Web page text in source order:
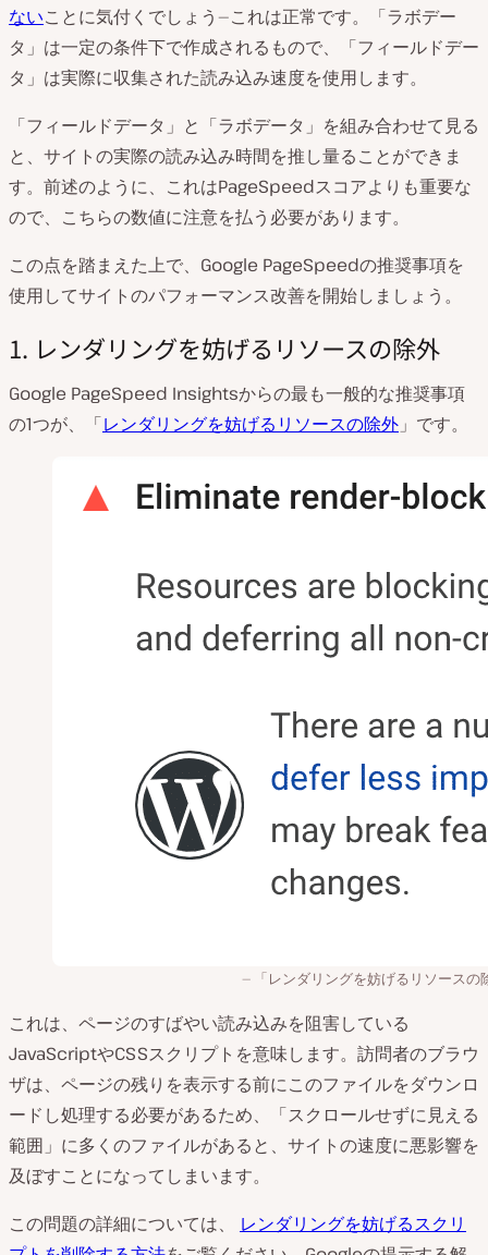
ないことに気付くでしょう—これは正常です。「ラボデー
タ」は一定の条件下で作成されるもので、「フィールドデー
タ」は実際に収集された読み込み速度を使用します。
「フィールドデータ」と「ラボデータ」を組み合わせて見る
と、サイトの実際の読み込み時間を推し量ることができま
す。前述のように、これはPageSpeedスコアよりも重要な
ので、こちらの数値に注意を払う必要があります。
この点を踏まえた上で、Google PageSpeedの推奨事項を
使用してサイトのパフォーマンス改善を開始しましょう。
1. レンダリングを妨げるリソースの除外
Google PageSpeed Insightsからの最も一般的な推奨事項
の1つが、「レンダリングを妨げるリソースの除外 」です。
「レンダリングを妨げるリソースの
これは、ページのすばやい読み込みを阻害している
JavaScriptやCSSスクリプトを意味します。訪問者のブラウ
ザは、ページの残りを表示する前にこのファイルをダウンロ
ードし処理する必要があるため、「スクロールせずに見える
範囲」に多くのファイルがあると、サイトの速度に悪影響を
及ぼすことになってしまいます。
この問題の詳細については、 レンダリングを妨げるスクリ